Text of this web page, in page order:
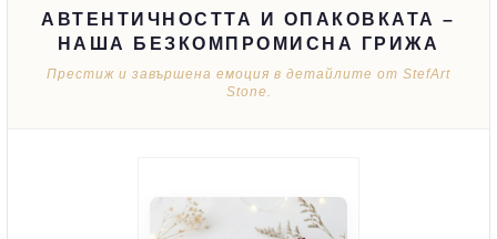
АВТЕНТИЧНОСТТА И ОПАКОВКАТА –
НАША БЕЗКОМПРОМИСНА ГРИЖА
Престиж и завършена емоция в детайлите от StefArt
Stone.